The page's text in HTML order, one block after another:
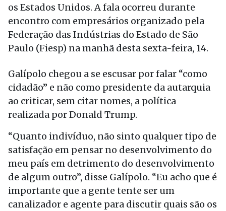
os Estados Unidos. A fala ocorreu durante
encontro com empresários organizado pela
Federação das Indústrias do Estado de São
Paulo (Fiesp) na manhã desta sexta-feira, 14.
Galípolo chegou a se escusar por falar “como
cidadão” e não como presidente da autarquia
ao criticar, sem citar nomes, a política
realizada por Donald Trump.
“Quanto indivíduo, não sinto qualquer tipo de
satisfação em pensar no desenvolvimento do
meu país em detrimento do desenvolvimento
de algum outro”, disse Galípolo. “Eu acho que é
importante que a gente tente ser um
canalizador e agente para discutir quais são os